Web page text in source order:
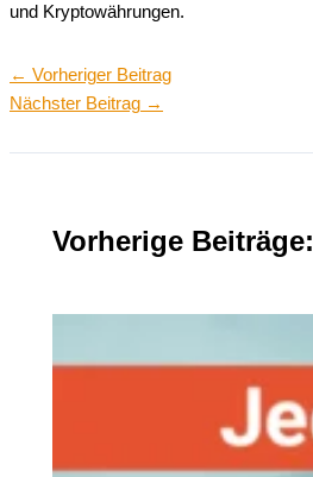
und Kryptowährungen.
← Vorheriger Beitrag
Nächster Beitrag →
Vorherige Beiträge: